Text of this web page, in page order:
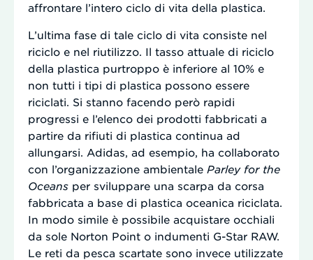
affrontare l’intero ciclo di vita della plastica.
L’ultima fase di tale ciclo di vita consiste nel
riciclo e nel riutilizzo. Il tasso attuale di riciclo
della plastica purtroppo è inferiore al 10% e
non tutti i tipi di plastica possono essere
riciclati. Si stanno facendo però rapidi
progressi e l’elenco dei prodotti fabbricati a
partire da rifiuti di plastica continua ad
allungarsi. Adidas, ad esempio, ha collaborato
con l’organizzazione ambientale Parleyfor the
Oceans per sviluppare una scarpa da corsa
fabbricata a base di plastica oceanica riciclata.
In modo simile è possibile acquistare occhiali
da sole Norton Point o indumenti G-Star RAW.
Le reti da pesca scartate sono invece utilizzate